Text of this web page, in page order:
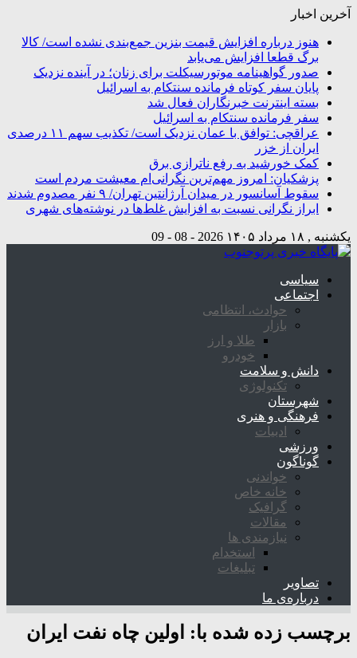
آخرین اخبار
هنوز درباره افزایش قیمت بنزین جمع‌بندی نشده است/ کالا
برگ قطعا افزایش می‌یابد
صدور گواهینامه موتورسیکلت برای زنان؛ در آینده نزدیک
پایان سفر کوتاه فرمانده سنتکام به اسرائیل
بسته اینترنت خبرنگاران فعال شد
سفر فرمانده سنتکام به اسرائیل
عراقچی: توافق با عمان نزدیک است/ تکذیب سهم ۱۱ درصدی
ایران از خزر
کمک خورشید به رفع ناترازی برق
پزشکیان: امروز مهم‌ترین نگرانی‌ام معیشت مردم است
سقوط آسانسور در میدان آرژانتین تهران/ ۹ نفر مصدوم شدند
ابراز نگرانی نسبت به افزایش غلط‌ها در نوشته‌های شهری
یکشنبه , ۱۸ مرداد ۱۴۰۵ 2026 - 08 - 09
سیاسی
اجتماعی
حوادث، انتظامی
بازار
طلا و ارز
خودرو
دانش و سلامت
تکنولوژی
شهرستان
فرهنگی و هنری
ادبیات
ورزشی
گوناگون
خواندنی
خانه خاص
گرافیک
مقالات
نیازمندی ها
استخدام
تبلیغات
تصاویر
درباره‌ی ما
برچسب زده شده با:
اولین چاه نفت ایران